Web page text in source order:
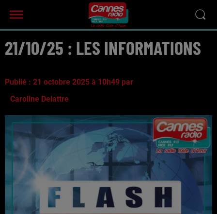
21/10/25 : LES INFORMATIONS
Publié : 21 octobre 2025 à 10h49 par
Caroline Delattre